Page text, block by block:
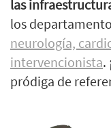
las
los
neurología,
intervencionista.
pródiga de